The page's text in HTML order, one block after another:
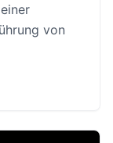
von